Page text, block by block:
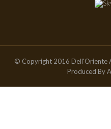
© Copyright 2016 Dell'Oriente
Produced By